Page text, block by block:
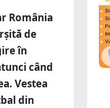
România
de
în
când
Vestea
din